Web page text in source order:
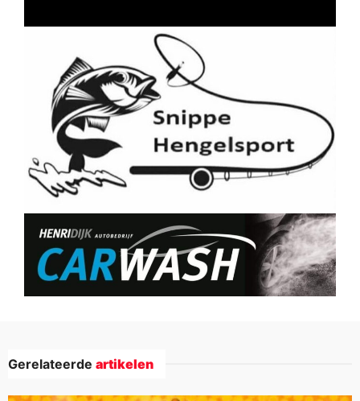
Gerelateerde artikelen